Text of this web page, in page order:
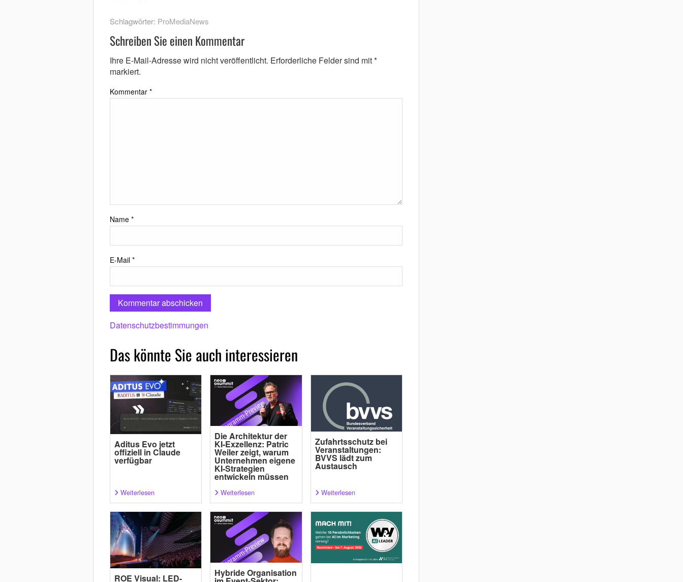
Schlagwörter: ProMediaNews
Schreiben Sie einen Kommentar
Ihre E-Mail-Adresse wird nicht veröffentlicht. Erforderliche Felder sind mit*
markiert.
Kommentar *
Name *
E-Mail *
Datenschutzbestimmungen
Das könnte Sie auch interessieren
Aditus Evo jetzt
offiziell in Claude
verfügbar
Weiterlesen
Die Architektur der
KI-Exzellenz: Patric
Weiler zeigt, warum
Unternehmen eigene
KI-Strategien
entwickeln müssen
Weiterlesen
Zufahrtsschutz bei
Veranstaltungen:
BVVS lädt zum
Austausch
Weiterlesen
ROE Visual: LED- Hybride Organisation